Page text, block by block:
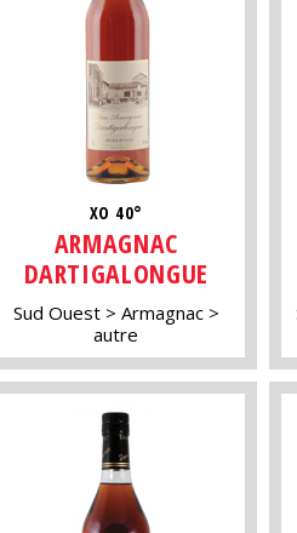
XO 40°
ARMAGNAC
DARTIGALONGUE
Sud Ouest
Armagnac
autre